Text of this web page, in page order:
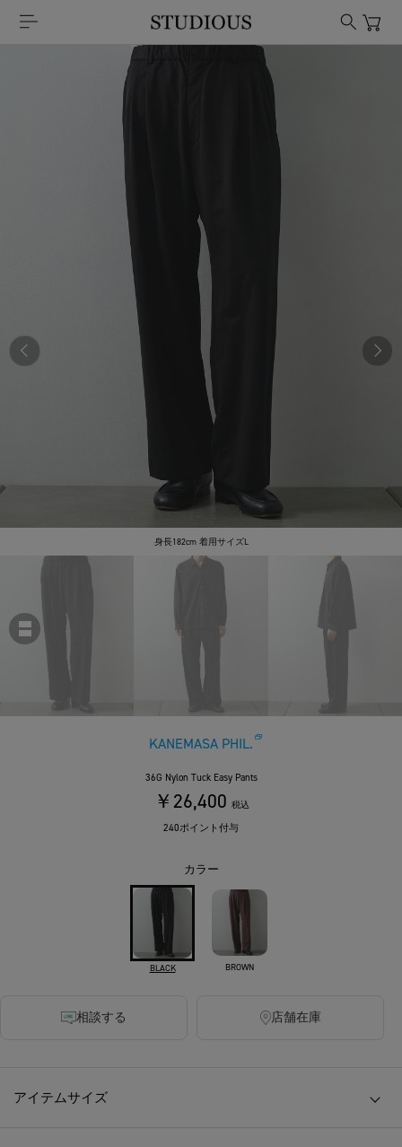
身長182cm 着用サイズL
KANEMASA PHIL.
36G Nylon Tuck Easy Pants
￥26,400 税込
240ポイント付与
カラー
BLACK BROWN
相談する 店舗在庫
アイテムサイズ